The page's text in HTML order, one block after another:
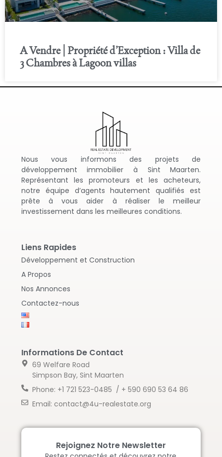
A Vendre | Propriété d’Exception : Villa de
3 Chambres à Lagoon villas
Nous vous informons des projets de
développement immobilier à Sint Maarten.
Représentant les promoteurs et les acheteurs,
notre équipe d’agents hautement qualifiés est
prête à vous aider à réaliser le meilleur
investissement dans les meilleures conditions.
Liens Rapides
Développement et Construction
A Propos
Nos Annonces
Contactez-nous
Informations De Contact
69 Welfare Road
Simpson Bay, Sint Maarten
Phone: +1 721 523-0485 / + 590 690 53 64 86
Email: contact@4u-realestate.org
Rejoignez Notre Newsletter